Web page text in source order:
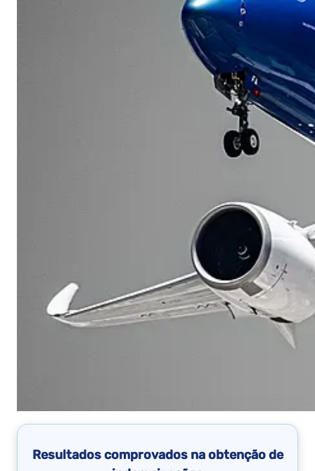
Resultados comprovados na obtenção de